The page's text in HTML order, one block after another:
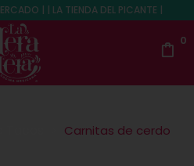
| | LA TIENDA DEL PICANTE |
0
Carnitas de cerdo